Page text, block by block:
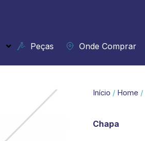
Peças Onde Comprar
Início / Home /
Chapa